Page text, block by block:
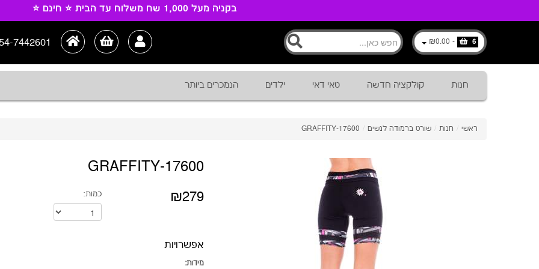
בקניה מעל 1,000 שח משלוח עד הבית ⭐ חינם ⭐
7442601 6
-
₪0.00
חנות קולקציה חדשה טאי דאי ילדים הנמכרים ביותר
ראשי / חנות / שורט ברמודה לנשים /
17600-GRAFFITY
17600-GRAFFITY
₪279 כמות:
אפשרויות
מידות: